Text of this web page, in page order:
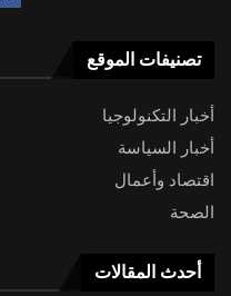
تصنيفات الموقع
أخبار التكنولوجيا
أخبار السياسة
اقتصاد وأعمال
الصحة
أحدث المقالات